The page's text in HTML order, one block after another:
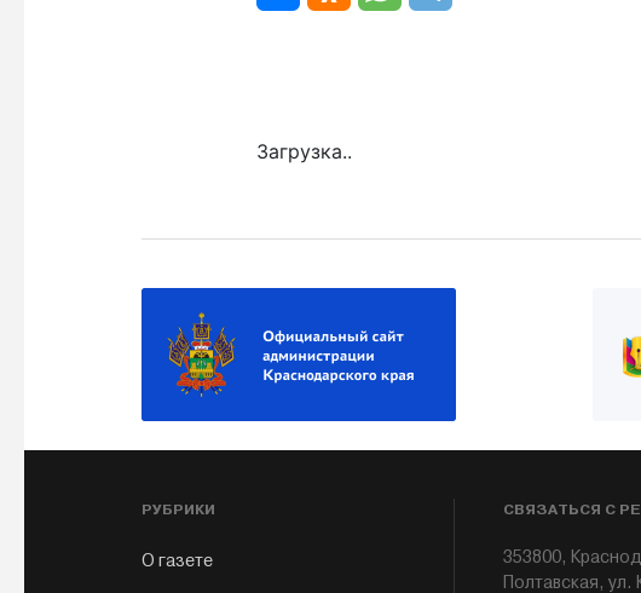
Загрузка..
РУБРИКИ
О газете
СВЯЗАТЬСЯ С
353800,
Полтавская, ул.